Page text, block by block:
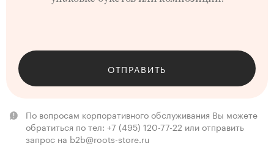
ОТПРАВИТЬ
По вопросам корпоративного обслуживания Вы можете
обратиться по тел: +7 (495) 120-77-22 или отправить
запрос на b2b@roots-store.ru